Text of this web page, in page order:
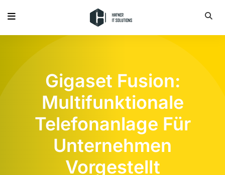
Gigaset Fusion:
Multifunktionale
Telefonanlage Für
Unternehmen
Vorgestellt